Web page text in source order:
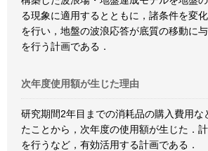
る現象に適用するとともに，諸条件を変
を行い，地盤の波浪応答が底質の移動に
を行う計画である．
次年度使用額が生じた理由
研究期間2年目までの消耗品の購入費用な
たことから，次年度の使用額が生じた．
を行うなど，有効活用する計画である．